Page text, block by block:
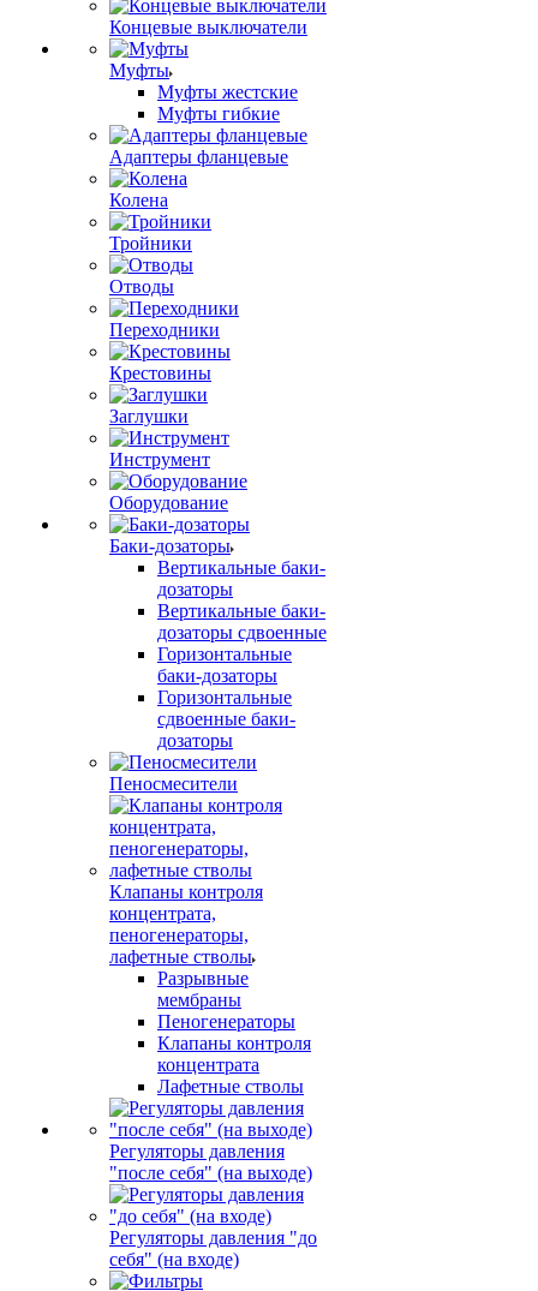
Концевые выключатели
Муфты
Муфты жестские
Муфты гибкие
Адаптеры фланцевые
Колена
Тройники
Отводы
Переходники
Крестовины
Заглушки
Инструмент
Оборудование
Баки-дозаторы
Вертикальные баки-
дозаторы
Вертикальные баки-
дозаторы сдвоенные
Горизонтальные
баки-дозаторы
Горизонтальные
сдвоенные баки-
дозаторы
Пеносмесители
Клапаны контроля
концентрата,
пеногенераторы,
лафетные стволы
Разрывные
мембраны
Пеногенераторы
Клапаны контроля
концентрата
Лафетные стволы
Регуляторы давления
"после себя" (на выходе)
Регуляторы давления "до
себя" (на входе)